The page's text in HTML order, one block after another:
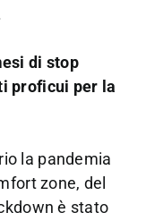
di stop
proficui per la
la pandemia
zone, del
è stato